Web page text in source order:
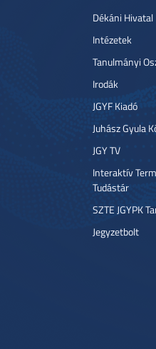
Dékáni Hivatal
Intézetek
Tanulmányi
Irodák
JGYF Kiadó
Juhász Gyula
JGY TV
Interaktív
Tudástár
SZTE JGYPK
Jegyzetbolt